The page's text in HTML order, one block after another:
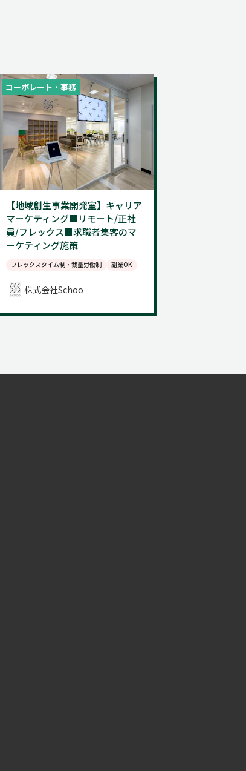
コーポレート・事務
【地域創生事業開発室】キャリア
マーケティング■リモート/正社
員/フレックス■求職者集客のマ
ーケティング施策
フレックスタイム制・裁量労働制 副業OK
株式会社Schoo